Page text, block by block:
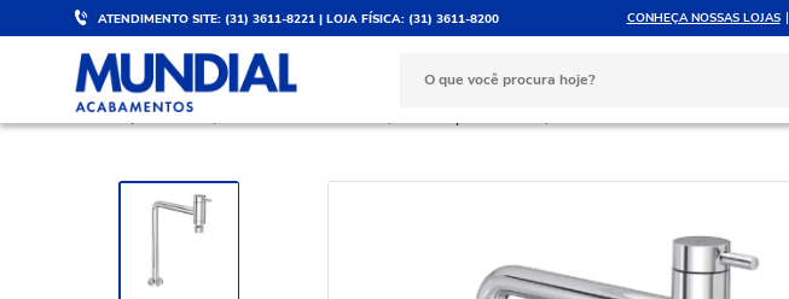
ATENDIMENTO SITE: (31) 3611-8221 | LOJA FÍSICA: (31) 3611-8200 CONHEÇA NOSSAS LOJAS
DESCONTO DE 5%
Válido para PIX e boleto
PARCELE ATÉ 10X SEM JUROS
COZINHA